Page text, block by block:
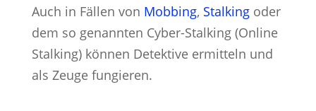
Auch in Fällen von Mobbing, Stalkingoder
dem so genannten Cyber-Stalking (Online
Stalking) können Detektive ermitteln und
als Zeuge fungieren.